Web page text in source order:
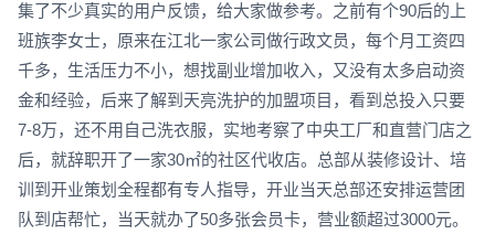
集了不少真实的用户反馈，给大家做参考。之前有个90后的上
班族李女士，原来在江北一家公司做行政文员，每个月工资四
千多，生活压力不小，想找副业增加收入，又没有太多启动资
金和经验，后来了解到天亮洗护的加盟项目，看到总投入只要
7-8万，还不用自己洗衣服，实地考察了中央工厂和直营门店之
后，就辞职开了一家30㎡的社区代收店。总部从装修设计、培
训到开业策划全程都有专人指导，开业当天总部还安排运营团
队到店帮忙，当天就办了50多张会员卡，营业额超过3000元。